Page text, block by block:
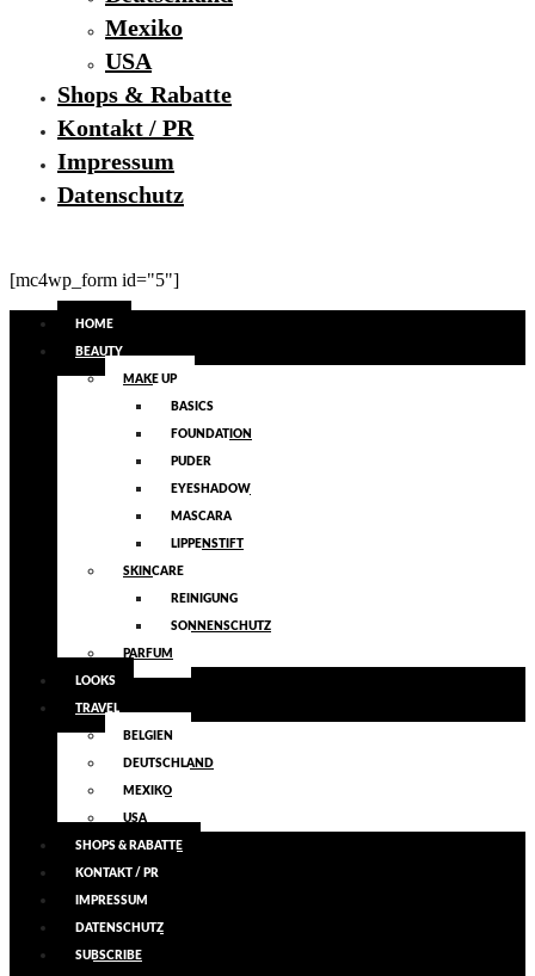
Mexiko
USA
Shops & Rabatte
Kontakt / PR
Impressum
Datenschutz
[mc4wp_form id="5"]
HOME
BEAUTY
MAKE UP
BASICS
FOUNDATION
PUDER
EYESHADOW
MASCARA
LIPPENSTIFT
SKINCARE
REINIGUNG
SONNENSCHUTZ
PARFUM
LOOKS
TRAVEL
BELGIEN
DEUTSCHLAND
MEXIKO
USA
SHOPS & RABATTE
KONTAKT / PR
IMPRESSUM
DATENSCHUTZ
SUBSCRIBE